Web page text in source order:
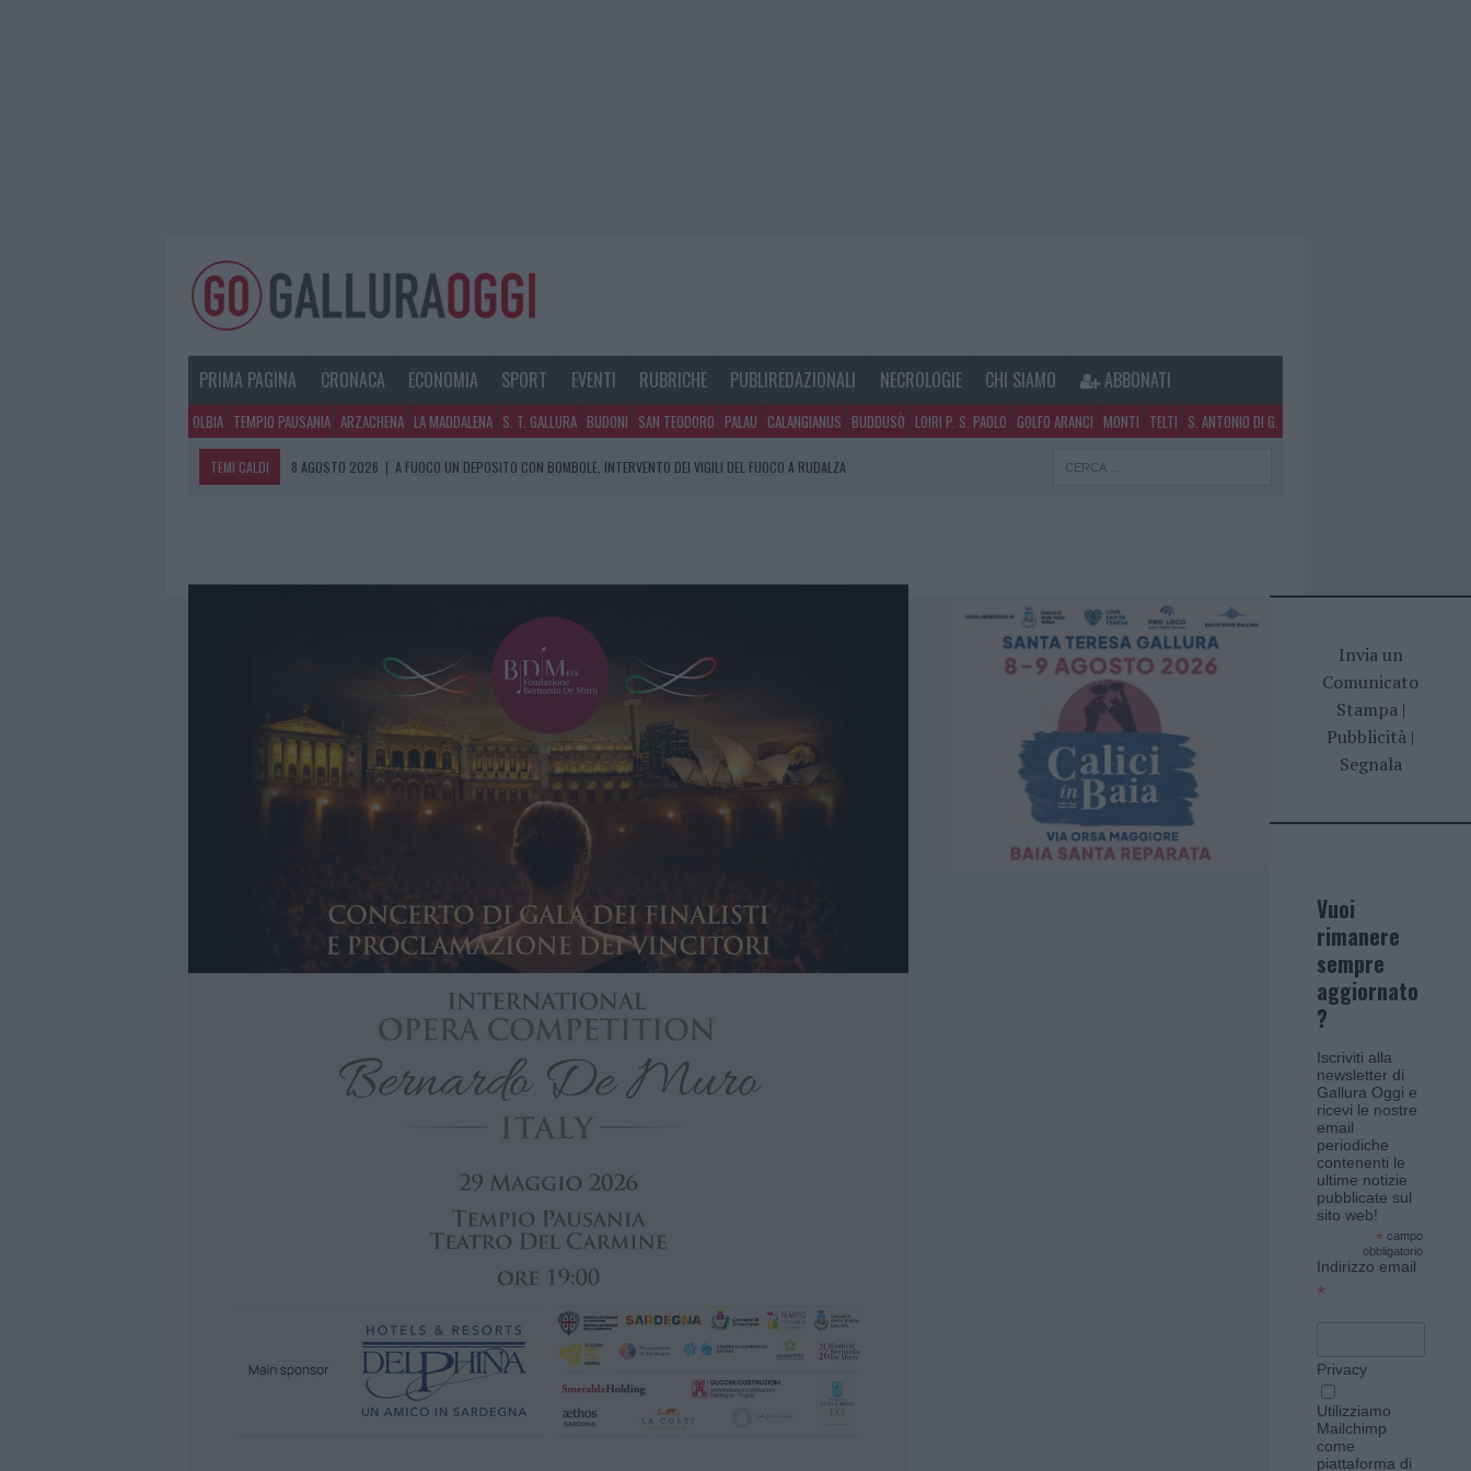
PRIMA PAGINA CRONACA ECONOMIA SPORT EVENTI RUBRICHE PUBLIREDAZIONALI NECROLOGIE CHI SIAMO ABBONATI
OLBIA TEMPIO PAUSANIA ARZACHENA LA MADDALENA S. T. GALLURA BUDONI SAN TEODORO PALAU CALANGIANUS BUDDUSÒ LOIRI P. S. PAOLO GOLFO ARANCI MONTI TELTI S. ANTONIO DI G.
TEMI CALDI 8 AGOSTO 2026 | A FUOCO UN DEPOSITO CON BOMBOLE, INTERVENTO DEI VIGILI DEL FUOCO A RUDALZA
Invia un
Comunicato
Stampa|
Pubblicità |
Segnala
Vuoi
rimanere
sempre
aggiornato
?
Iscriviti alla
newsletter di
Gallura Oggi e
ricevi le nostre
email
periodiche
contenenti le
ultime notizie
pubblicate sul
sito web!
* campo
obbligatorio
Indirizzo email
*
Privacy
Utilizziamo
Mailchimp
come
piattaforma di